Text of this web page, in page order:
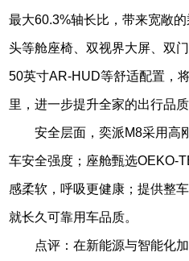
最大60.3%轴长比，带来宽敞
头等舱座椅、双视界大屏、双
50英寸AR-HUD等舒适配置，
里，进一步提升全家的出行品质
安全层面，奕派M8采用高
车安全强度；座舱甄选OEKO-
感柔软，呼吸更健康；提供整
就长久可靠用车品质。
点评：在新能源与智能化